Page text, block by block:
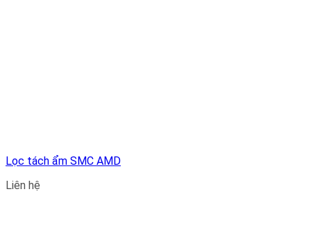
Lọc tách ẩm SMC AMD
Liên hệ